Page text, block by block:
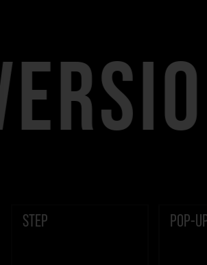
STEP POP-